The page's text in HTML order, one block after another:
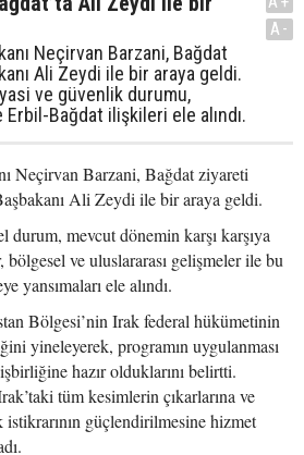
Neçirvan Barzani, Bağdat
Ali Zeydi ile bir araya geldi.
ve güvenlik durumu,
Bağdat ilişkileri ele alındı.
A-
Neçirvan Barzani, Bağdat ziyareti
Ali Zeydi ile bir araya geldi.
durum, mevcut dönemin karşı karşıya
ve uluslararası gelişmeler ile bu
yansımaları ele alındı.
Bölgesi’nin Irak federal hükümetinin
yineleyerek, programın uygulanması
hazır olduklarını belirtti.
tüm kesimlerin çıkarlarına ve
güçlendirilmesine hizmet